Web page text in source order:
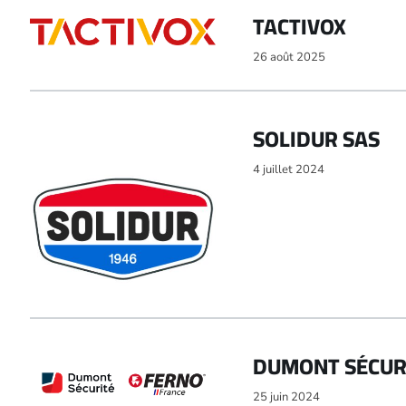
TACTIVOX
26 août 2025
SOLIDUR SAS
4 juillet 2024
DUMONT
25 juin 2024